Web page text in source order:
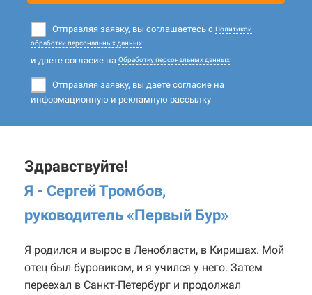
Отправляя заявку, вы соглашаетесь с Политикой
обработки персональных данных
и даете согласие на Обработку персональных данных
Отправляя заявку, вы даете согласие на
информационную и рекламную рассылку
Здравствуйте!
Я - Сергей Тромбов,
руководитель «Первый Бур»
Я родился и вырос в Ленобласти, в Киришах. Мой
отец был буровиком, и я учился у него. Затем
переехал в Санкт-Петербург и продолжал